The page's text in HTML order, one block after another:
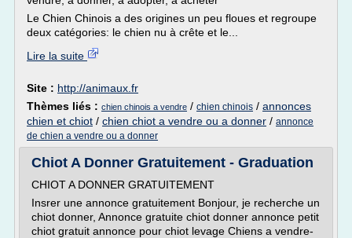
Le Chien Chinois a des origines un peu floues et regroupe
deux catégories: le chien nu à crête et le...
Lire la suite
Site : http://animaux.fr
Thèmes liés : chien chinois a vendre / chien chinois / annonces
chien et chiot / chien chiot a vendre ou a donner / annonce
de chien a vendre ou a donner
Chiot A Donner Gratuitement - Graduation
CHIOT A DONNER GRATUITEMENT
Insrer une annonce gratuitement Bonjour, je recherche un
chiot donner, Annonce gratuite chiot donner annonce petit
chiot gratuit annonce pour chiot levage Chiens a vendre-